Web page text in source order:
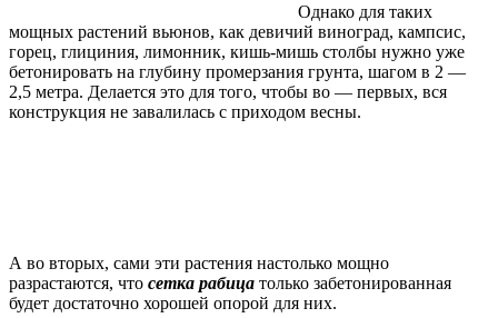
Однако для таких
мощных растений вьюнов, как девичий виноград, кампсис,
горец, глициния, лимонник, кишь-мишь столбы нужно уже
бетонировать на глубину промерзания грунта, шагом в 2 —
2,5 метра. Делается это для того, чтобы во — первых, вся
конструкция не завалилась с приходом весны.
А во вторых, сами эти растения настолько мощно
разрастаются, что сетка рабица только забетонированная
будет достаточно хорошей опорой для них.